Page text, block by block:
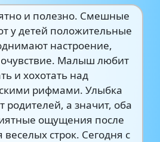
и полезно. Смешные
у детей положительные
настроение,
Малыш любит
и хохотать над
рифмами. Улыбка
родителей, а значит, оба
ощущения после
строк. Сегодня с